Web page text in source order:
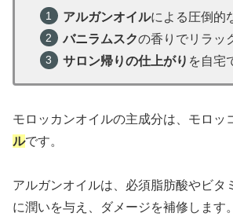
アルガンオイルによる圧倒的
バニラムスクの香りでリラッ
サロン帰りの仕上がり を自宅
モロッカンオイルの主成分は、モロッ
ルです。
アルガンオイルは、必須脂肪酸やビタ
に潤いを与え、ダメージを補修します。